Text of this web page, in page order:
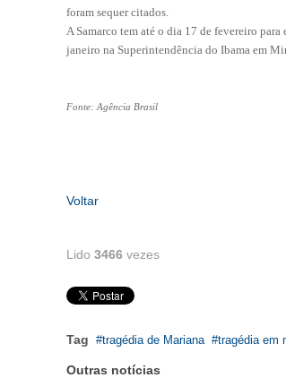
foram sequer citados.
A Samarco tem até o dia 17 de fevereiro
janeiro na Superintendência do Ibama em
Fonte: Agência Brasil
Voltar
Lido 3466 vezes
Tag tragédia de Mariana tragédia em
Outras notícias